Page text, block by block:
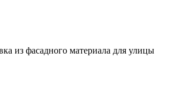
из фасадного материала для улицы